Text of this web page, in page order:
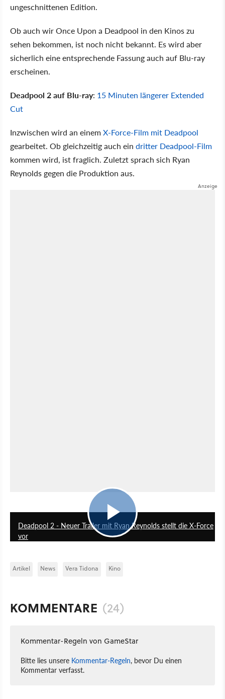
ungeschnittenen Edition.
Ob auch wir Once Upon a Deadpool in den Kinos zu
sehen bekommen, ist noch nicht bekannt. Es wird aber
sicherlich eine entsprechende Fassung auch auf Blu-ray
erscheinen.
Deadpool 2 auf Blu-ray: 15 Minuten längerer Extended
Cut
Inzwischen wird an einemX-Force-Film mit Deadpool
gearbeitet. Ob gleichzeitig auch ein dritter Deadpool-Film
kommen wird, ist fraglich. Zuletzt sprach sich Ryan
Reynolds gegen die Produktion aus.
Deadpool 2 - Neuer Trailer mit Ryan Reynolds stellt die X-Force
vor
Artikel News Vera Tidona Kino
KOMMENTARE (24)
Kommentar-Regeln von GameStar
Bitte lies unsere Kommentar-Regeln, bevor Du einen
Kommentar verfasst.